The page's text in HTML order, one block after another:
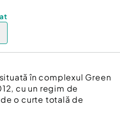
în complexul Green
cu un regim de
o curte totală de